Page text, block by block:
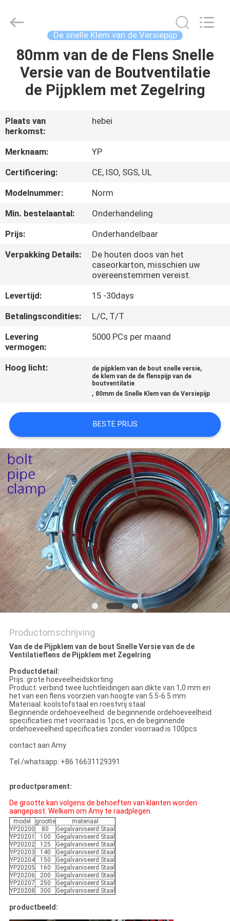
THUIS
PRODUCTEN
OVER
ONS
FABRIEKSTOCHT
NEEM
CONTACT
ONS
NIEUWS
GEVALLEN
PRIVACY
POLICY
WOODOO
TRADE
Reserved.
De snelle Klem van de Versiepijp
80mm van de de Flens Snelle
Versie van de Boutventilatie
de Pijpklem met Zegelring
Plaats van
herkomst:
hebei
Merknaam:
YP
Certificering:
CE, ISO, SGS, UL
Modelnummer:
Norm
Min. bestelaantal:
Onderhandeling
Prijs:
Onderhandelbaar
Verpakking Details:
De houten doos van het
caseorkarton, misschien uw
overeenstemmen vereist.
Levertijd:
15 -30days
Betalingscondities:
L/C, T/T
Levering
vermogen:
5000 PCs per maand
Hoog licht: de pijpklem van de bout snelle versie,
de klem van de de flenspijp van de
boutventilatie
, 80mm de Snelle Klem van de Versiepijp
BESTE PRIJS
Productomschrijving
Van de de Pijpklem van de bout Snelle Versie van de de
Ventilatieflens de Pijpklem met Zegelring
Productdetail:
Prijs: grote hoeveelheidskorting
Product: verbind twee luchtleidingen aan dikte van 1,0 mm en
het van een flens voorzien van hoogte van 5.5-6.5 mm
Materiaal: koolstofstaal en roestvrij staal
Beginnende ordehoeveelheid: de beginnende ordehoeveelheid
specificaties met voorraad is 1pcs, en de beginnende
ordehoeveelheid specificaties zonder voorraad is 100pcs
contact aan Amy
Tel./whatsapp: +86 16631129391
productparament:
De grootte kan volgens de behoeften van klanten worden
aangepast. Welkom om Amy te raadplegen.
model grootte
materiaal
YP20200
80
Gegalvaniseerd Staal
YP20201
100
Gegalvaniseerd Staal
YP20202
125
Gegalvaniseerd Staal
YP20203
140
Gegalvaniseerd Staal
YP20204
150
Gegalvaniseerd Staal
YP20205
160
Gegalvaniseerd Staal
YP20206
200
Gegalvaniseerd Staal
YP20207
250
Gegalvaniseerd Staal
YP20208
300 Gegalvaniseerd Staal
productbeeld: